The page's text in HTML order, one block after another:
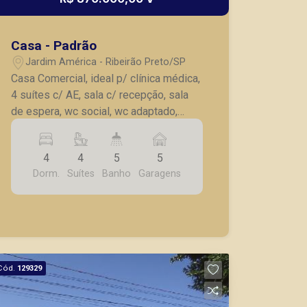
Casa - Padrão
Jardim América - Ribeirão Preto/SP
Casa Comercial, ideal p/ clínica médica,
4 suítes c/ AE, sala c/ recepção, sala
de espera, wc social, wc adaptado,
cozinha planejada, quarto c/ wc externo,
churrasqueira c/ wc, quintal, 5 vagas de
estacionamento.
4
Dorm.
4
Suítes
5
Banho
5
Garagens
129329